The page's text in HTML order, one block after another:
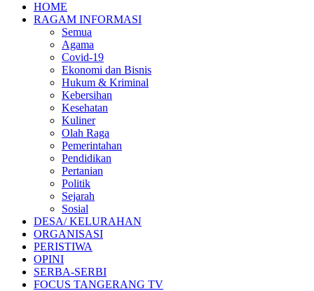
HOME
RAGAM INFORMASI
Semua
Agama
Covid-19
Ekonomi dan Bisnis
Hukum & Kriminal
Kebersihan
Kesehatan
Kuliner
Olah Raga
Pemerintahan
Pendidikan
Pertanian
Politik
Sejarah
Sosial
DESA/ KELURAHAN
ORGANISASI
PERISTIWA
OPINI
SERBA-SERBI
FOCUS TANGERANG TV